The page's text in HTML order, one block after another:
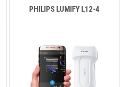
PHILIPS LUMIFY L12-4